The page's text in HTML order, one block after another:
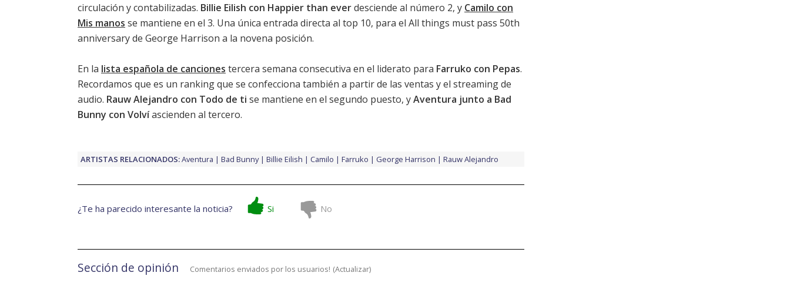
circulación y contabilizadas. Billie Eilish con Happier than everdesciende al número 2, y Camilo con
Mis manos se mantiene en el 3. Una única entrada directa al top 10, para el All things must pass 50th
anniversary de George Harrison a la novena posición.
En la lista española de canciones tercera semana consecutiva en el liderato para Farruko con Pepas.
Recordamos que es un ranking que se confecciona también a partir de las ventas y el streaming de
audio. Rauw Alejandro con Todo de ti se mantiene en el segundo puesto, yAventura junto a Bad
Bunny con Volvíascienden al tercero.
ARTISTAS RELACIONADOS:Aventura Bad Bunny Billie Eilish Camilo Farruko George Harrison Rauw Alejandro
¿Te ha parecido interesante la noticia? Si No
Sección de opinión Comentarios enviados por los usuarios! (Actualizar)